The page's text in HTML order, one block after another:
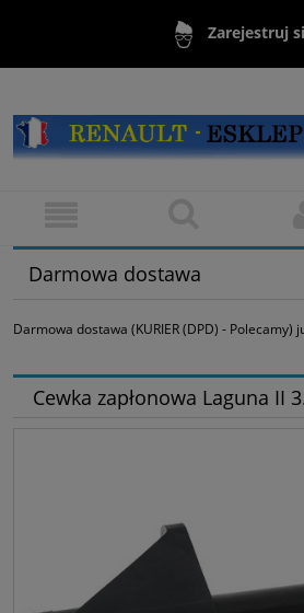
Zarejestruj
Darmowa dostawa
Darmowa dostawa (KURIER (DPD) - Polecamy)
Cewka zapłonowa Laguna II